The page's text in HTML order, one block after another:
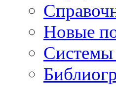
Новые